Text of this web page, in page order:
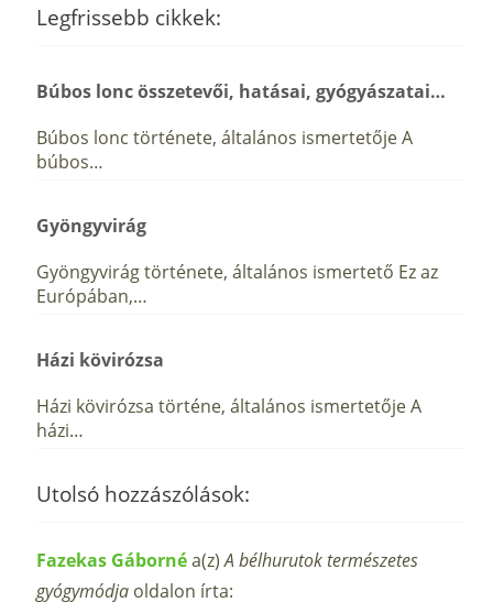
Legfrissebb cikkek:
Búbos lonc összetevői, hatásai, gyógyászatai…
Búbos lonc története, általános ismertetője A
búbos…
Gyöngyvirág
Gyöngyvirág története, általános ismertető Ez az
Európában,…
Házi kövirózsa
Házi kövirózsa történe, általános ismertetője A
házi…
Utolsó hozzászólások:
Fazekas Gábornéa(z)A bélhurutok természetes
gyógymódja oldalon írta: